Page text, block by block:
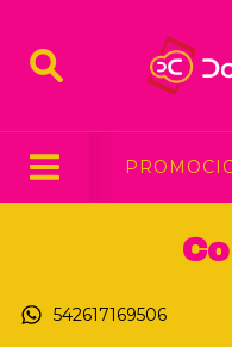
542617169506